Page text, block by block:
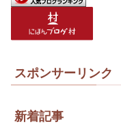
スポンサーリンク
新着記事